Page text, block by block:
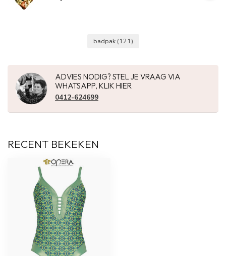
badpak (121)
ADVIES NODIG? STEL JE VRAAG VIA
WHATSAPP, KLIK HIER
0412-624699
RECENT BEKEKEN